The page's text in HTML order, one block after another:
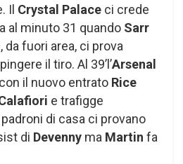
Il Crystal Palace ci crede
al minuto 31 quando Sarr
da fuori area, ci prova
il tiro. Al 39’l’Arsenal
il nuovo entrato Rice
e trafigge
padroni di casa ci provano
di Devenny ma Martin fa